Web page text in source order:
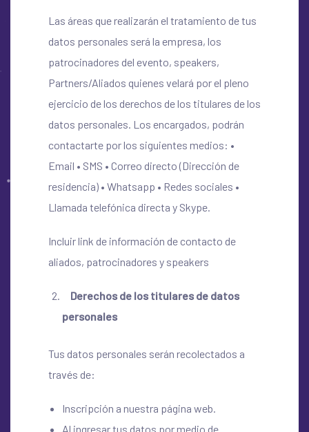
Las áreas que realizarán el tratamiento de tus
datos personales será la empresa, los
patrocinadores del evento, speakers,
Partners/Aliados quienes velará por el pleno
ejercicio de los derechos de los titulares de los
datos personales. Los encargados, podrán
contactarte por los siguientes medios: •
Email • SMS • Correo directo (Dirección de
residencia) • Whatsapp • Redes sociales •
Llamada telefónica directa y Skype.
Incluir link de información de contacto de
aliados, patrocinadores y speakers
Derechos de los titulares de datos
personales
Tus datos personales serán recolectados a
través de:
Inscripción a nuestra página web.
Al ingresar tus datos por medio de